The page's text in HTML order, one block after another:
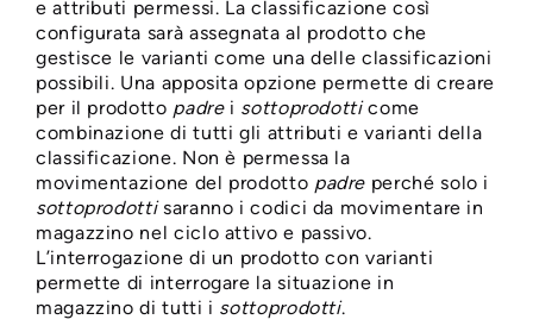
e attributi permessi. La classificazione così
configurata sarà assegnata al prodotto che
gestisce le varianti come una delle classificazioni
possibili. Una apposita opzione permette di creare
per il prodotto padrei sottoprodotticome
combinazione di tutti gli attributi e varianti della
classificazione. Non è permessa la
movimentazione del prodotto padre perché solo i
sottoprodottisaranno i codici da movimentare in
magazzino nel ciclo attivo e passivo.
L’interrogazione di un prodotto con varianti
permette di interrogare la situazione in
magazzino di tutti i sottoprodotti.